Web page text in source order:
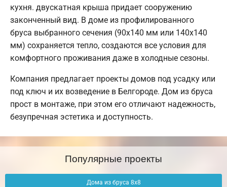
кухня. двускатная крыша придает сооружению
законченный вид. В доме из профилированного
бруса выбранного сечения (90х140 мм или 140х140
мм) сохраняется тепло, создаются все условия для
комфортного проживания даже в холодные сезоны.
Компания предлагает проекты домов под усадку или
под ключ и их возведение в Белгороде. Дом из бруса
прост в монтаже, при этом его отличают надежность,
безупречная эстетика и доступность.
Популярные проекты
Дома из бруса 8х8